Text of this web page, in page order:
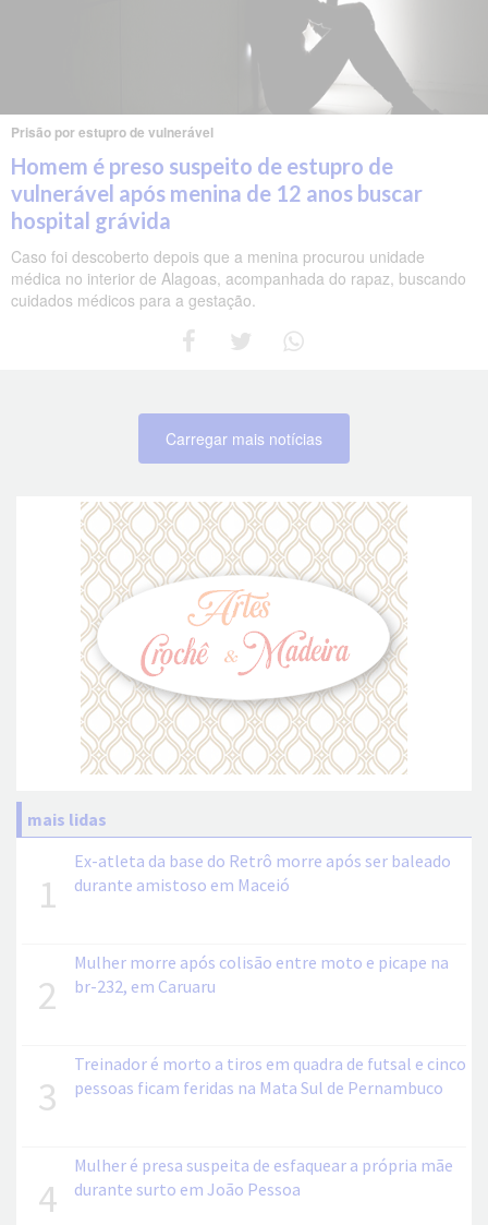
Prisão por estupro de vulnerável
Homem é preso suspeito de estupro de
vulnerável após menina de 12 anos buscar
hospital grávida
Caso foi descoberto depois que a menina procurou unidade
médica no interior de Alagoas, acompanhada do rapaz, buscando
cuidados médicos para a gestação.
Carregar mais notícias
mais lidas
1
Ex-atleta da base do Retrô morre após ser baleado
durante amistoso em Maceió
2
Mulher morre após colisão entre moto e picape na
br-232, em Caruaru
3
Treinador é morto a tiros em quadra de futsal e cinco
pessoas ficam feridas na Mata Sul de Pernambuco
4
Mulher é presa suspeita de esfaquear a própria mãe
durante surto em João Pessoa